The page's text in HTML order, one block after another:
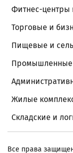
Фитнес-центры
Торговые и
Пищевые и
Промышленные
Жилые
Складские и
Все права